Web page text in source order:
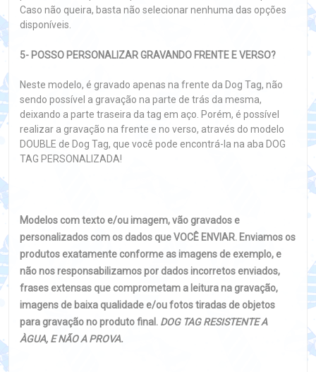
Caso não queira, basta não selecionar nenhuma das opções
disponíveis.
5- POSSO PERSONALIZAR GRAVANDO FRENTE E VERSO?
Neste modelo, é gravado apenas na frente da Dog Tag, não
sendo possível a gravação na parte de trás da mesma,
deixando a parte traseira da tag em aço. Porém, é possível
realizar a gravação na frente e no verso, através do modelo
DOUBLE de Dog Tag, que você pode encontrá-la na aba DOG
TAG PERSONALIZADA!
Modelos com texto e/ou imagem, vão gravados e
personalizados com os dados que VOCÊ ENVIAR. Enviamos os
produtos exatamente conforme as imagens de exemplo, e
não nos responsabilizamos por dados incorretos enviados,
frases extensas que comprometam a leitura na gravação,
imagens de baixa qualidade e/ou fotos tiradas de objetos
para gravação no produto final. DOG TAG RESISTENTE A
ÀGUA, E NÃO A PROVA.